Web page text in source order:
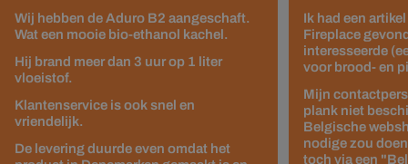
Wij hebben de Aduro B2 aangeschaft.
Wat een mooie bio-ethanol kachel.
Hij brand meer dan 3 uur op 1 liter
vloeistof.
Klantenservice is ook snel en
vriendelijk.
De levering duurde even omdat het
Ik had een
Fireplace
interesseerde
voor brood- en
Mijn
plank niet
Belgische
nodige zou
toch via een